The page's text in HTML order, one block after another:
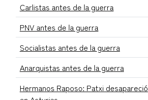
Carlistas antes de la guerra
PNV antes de la guerra
Socialistas antes de la guerra
Anarquistas antes de la guerra
Hermanos Raposo: Patxi desapareció